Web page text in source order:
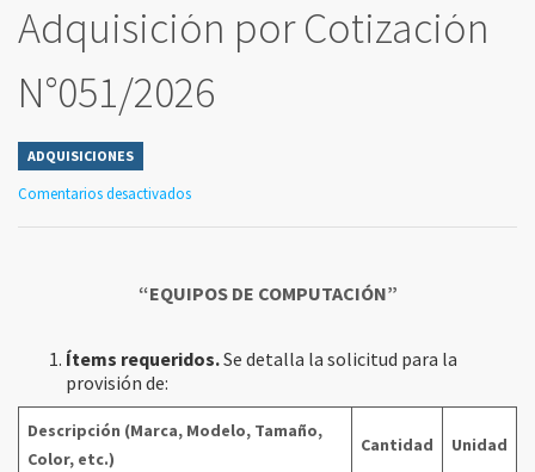
Adquisición por Cotización
N°051/2026
ADQUISICIONES
Comentarios desactivados
“EQUIPOS DE COMPUTACIÓN”
Ítems requeridos.Se detalla la solicitud para la
provisión de:
Descripción (Marca, Modelo, Tamaño,
Color, etc.)
Cantidad Unidad